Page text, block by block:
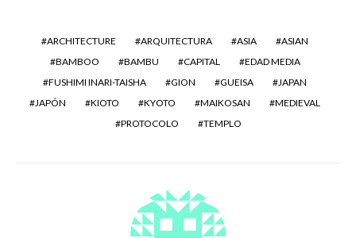
ARCHITECTURE ARQUITECTURA ASIA
ASIAN
BAMBOO
BAMBU CAPITAL
EDAD MEDIA
FUSHIMI INARI-TAISHA
GION GUEISA
JAPAN
JAPÓN
KIOTO KYOTO MAIKOSAN
MEDIEVAL
PROTOCOLO
TEMPLO